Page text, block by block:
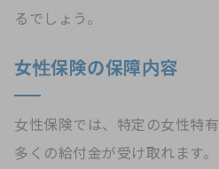
るでしょう。
女性保険の保障内容
女性保険では、特定の女性特
多くの給付金が受け取れます